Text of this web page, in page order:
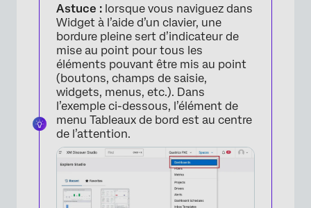
mathématiques métriques personnalisées
Astuce : lorsque vous naviguez dans
Widget à l’aide d’un clavier, une
bordure pleine sert d’indicateur de
mise au point pour tous les
éléments pouvant être mis au point
(boutons, champs de saisie,
widgets, menus, etc.). Dans
l’exemple ci-dessous, l’élément de
menu Tableaux de bord est au centre
de l’attention.